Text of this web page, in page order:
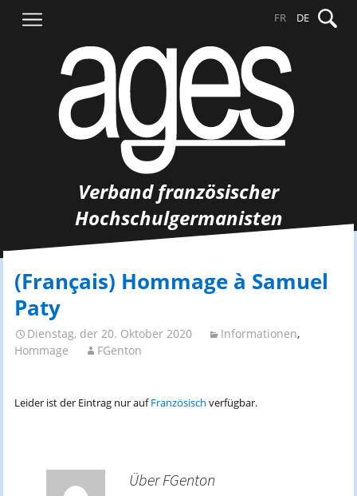
Inhalt
nach:
FR DE
Verband französischer
Hochschulgermanisten
(Français) Hommage à Samuel
Paty
Dienstag, der 20. Oktober 2020 Informationen,
Hommage
FGenton
Leider ist der Eintrag nur aufFranzösisch verfügbar.
Über FGenton